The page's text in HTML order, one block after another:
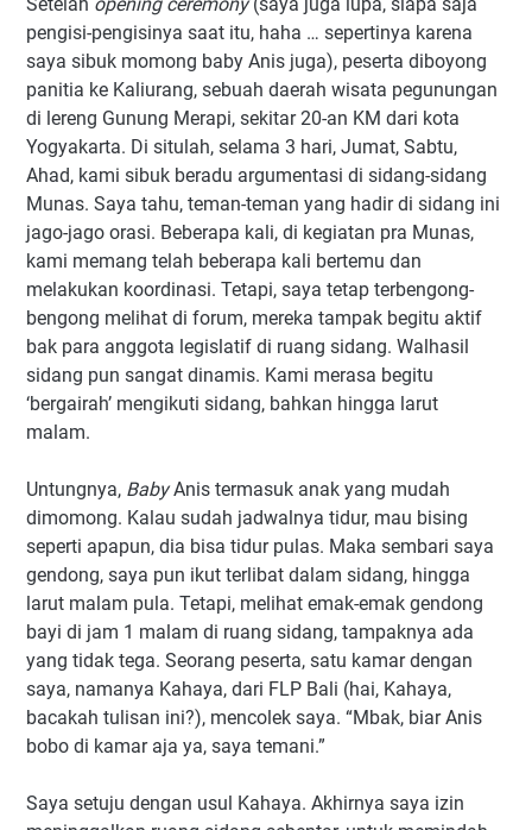
pengisi-pengisinya saat itu, haha … sepertinya karena
saya sibuk momong baby Anis juga), peserta diboyong
panitia ke Kaliurang, sebuah daerah wisata pegunungan
di lereng Gunung Merapi, sekitar 20-an KM dari kota
Yogyakarta. Di situlah, selama 3 hari, Jumat, Sabtu,
Ahad, kami sibuk beradu argumentasi di sidang-sidang
Munas. Saya tahu, teman-teman yang hadir di sidang ini
jago-jago orasi. Beberapa kali, di kegiatan pra Munas,
kami memang telah beberapa kali bertemu dan
melakukan koordinasi. Tetapi, saya tetap terbengong-
bengong melihat di forum, mereka tampak begitu aktif
bak para anggota legislatif di ruang sidang. Walhasil
sidang pun sangat dinamis. Kami merasa begitu
‘bergairah’ mengikuti sidang, bahkan hingga larut
malam.
Untungnya, BabyAnis termasuk anak yang mudah
dimomong. Kalau sudah jadwalnya tidur, mau bising
seperti apapun, dia bisa tidur pulas. Maka sembari saya
gendong, saya pun ikut terlibat dalam sidang, hingga
larut malam pula. Tetapi, melihat emak-emak gendong
bayi di jam 1 malam di ruang sidang, tampaknya ada
yang tidak tega. Seorang peserta, satu kamar dengan
saya, namanya Kahaya, dari FLP Bali (hai, Kahaya,
bacakah tulisan ini?), mencolek saya. “Mbak, biar Anis
bobo di kamar aja ya, saya temani.”
Saya setuju dengan usul Kahaya. Akhirnya saya izin